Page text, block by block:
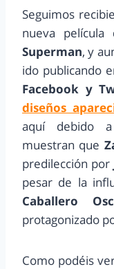
Seguimos
nueva película
Superman, y
ido publicando
Facebook y
diseños
aquí debido
muestran que
predilección por
pesar de la
Caballero
protagonizado
Como podéis